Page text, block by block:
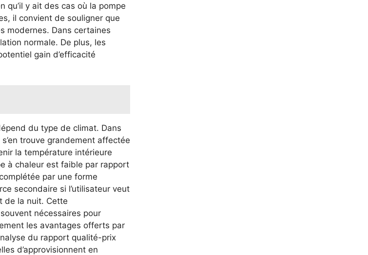
qu’il y ait des cas où la pompe
il convient de souligner que
modernes. Dans certaines
normale. De plus, les
gain d’efficacité
du type de climat. Dans
trouve grandement affectée
la température intérieure
à chaleur est faible par rapport
par une forme
secondaire si l’utilisateur veut
de la nuit. Cette
nécessaires pour
les avantages offerts par
du rapport qualité-prix
d’approvisionnent en